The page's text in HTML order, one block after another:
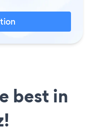
best in